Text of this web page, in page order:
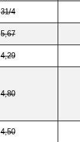
31/4
5,67
4,29
4,80
4,50